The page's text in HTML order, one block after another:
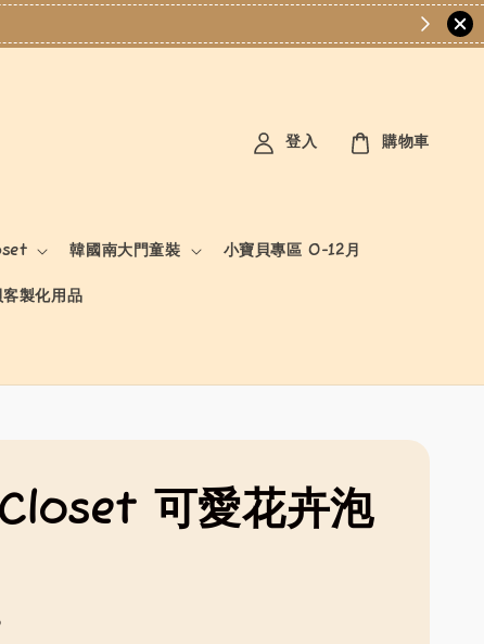
韓國南大門童裝 小寶貝專區 0-12月
製化用品
登入 購物車
可愛花卉泡